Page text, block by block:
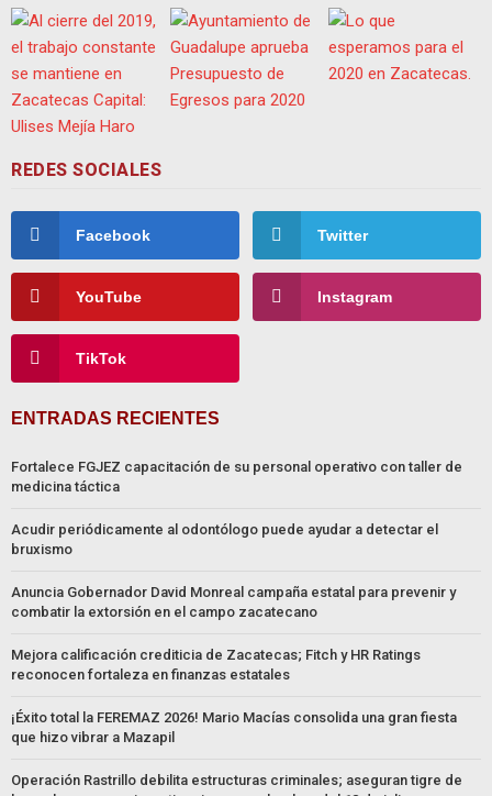
REDES SOCIALES
Facebook Twitter
YouTube Instagram
TikTok
ENTRADAS RECIENTES
Fortalece FGJEZ capacitación de su personal operativo con taller de
medicina táctica
Acudir periódicamente al odontólogo puede ayudar a detectar el
bruxismo
Anuncia Gobernador David Monreal campaña estatal para prevenir y
combatir la extorsión en el campo zacatecano
Mejora calificación crediticia de Zacatecas; Fitch y HR Ratings
reconocen fortaleza en finanzas estatales
¡Éxito total la FEREMAZ 2026! Mario Macías consolida una gran fiesta
que hizo vibrar a Mazapil
Operación Rastrillo debilita estructuras criminales; aseguran tigre de